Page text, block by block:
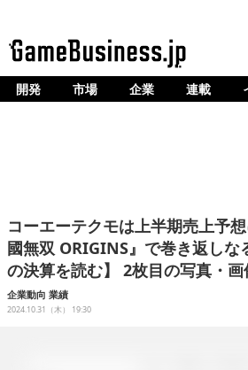
ホーム
企業動向
人材育成
産業政策
開発 市場 企業 連載
コーエーテクモは上半期売上予
國無双 ORIGINS』で巻き返しな
の決算を読む】 2枚目の写真・画
企業動向 業績
2024.10.31（木） 19:30